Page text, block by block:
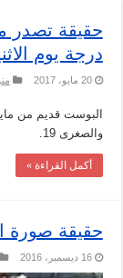
درجة يوم
20 مايو، 2017
والصغرى 19.
أكمل القراءة »
حقيقة صورة
16 ديسمبر، 2016